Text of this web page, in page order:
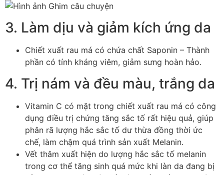
3. Làm dịu và giảm kích ứng da
Chiết xuất rau má có chứa chất Saponin – Thành
phần có tính kháng viêm, giảm sưng hoàn hảo.
4. Trị nám và đều màu, trắng da
Vitamin C có mặt trong chiết xuất rau má có công
dụng điều trị chứng tăng sắc tố rất hiệu quả, giúp
phân rã lượng hắc sắc tố dư thừa đồng thời ức
chế, làm chậm quá trình sản xuất Melanin.
Vết thâm xuất hiện do lượng hắc sắc tố melanin
trong cơ thể tăng sinh quá mức khi làn da đang bị